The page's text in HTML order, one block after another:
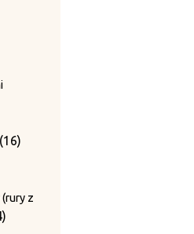
1616
z
4